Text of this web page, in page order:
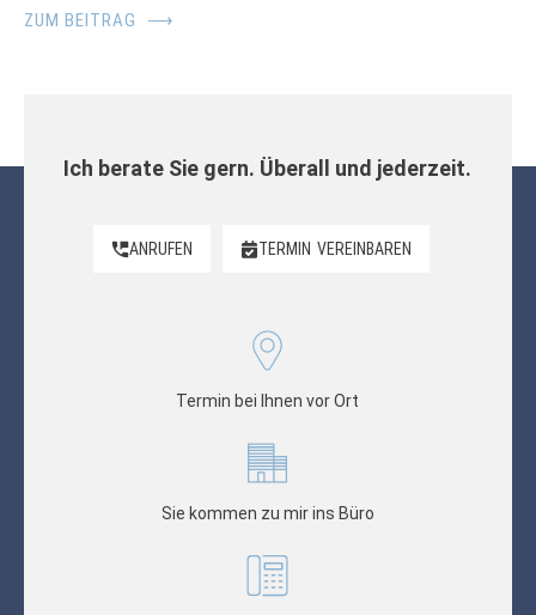
ZUM BEITRAG ⟶
Ich berate Sie gern. Überall und jederzeit.
ANRUFEN TERMIN VEREINBAREN
Termin bei Ihnen vor Ort
Sie kommen zu mir ins Büro